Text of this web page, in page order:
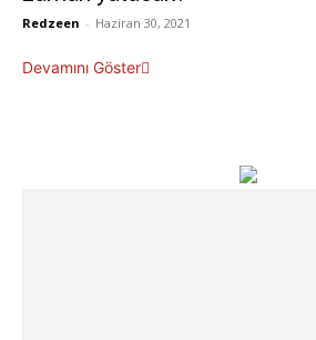
Redzeen - Haziran 30, 2021
Devamını Göster